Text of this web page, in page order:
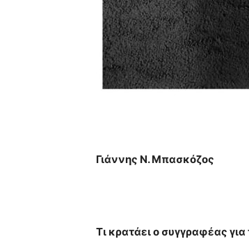
Γιάννης Ν. Μπασκόζος
Τι κρατάει ο συγγραφέας